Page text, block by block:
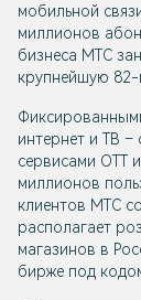
мобильной
миллионов
бизнеса МТС
крупнейшую 82-
интернет и ТВ
сервисами OTT
миллионов
клиентов МТС
располагает
магазинов в
бирже под